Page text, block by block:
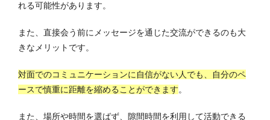
れる可能性があります。
また、直接会う前にメッセージを通じた交流ができるのも大
きなメリットです。
対面でのコミュニケーションに自信がない人でも、自分のペ
ースで慎重に距離を縮めることができます。
また、場所や時間を選ばず、隙間時間を利用して活動できる